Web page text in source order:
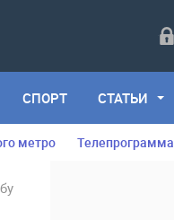
СПОРТ СТАТЬИ
метро Телепрограмма